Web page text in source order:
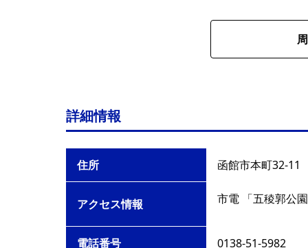
詳細情報
住所 函館市本町32-11
アクセス情報 市電 「五稜郭公
電話番号 0138-51-5982